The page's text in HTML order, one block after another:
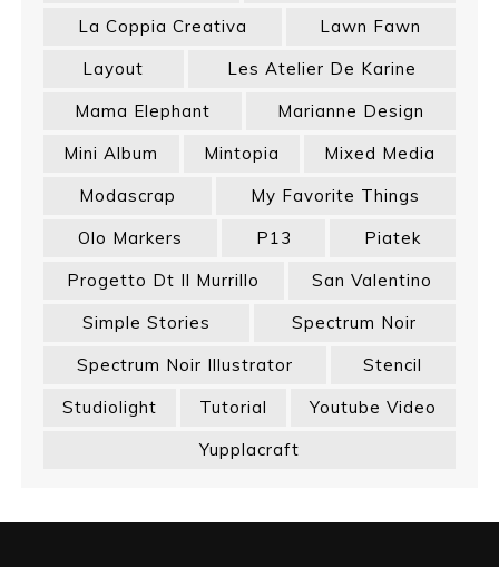
La Coppia Creativa
Lawn Fawn
Layout
Les Atelier De Karine
Mama Elephant
Marianne Design
Mini Album
Mintopia
Mixed Media
Modascrap
My Favorite Things
Olo Markers
P13
Piatek
Progetto Dt Il Murrillo
San Valentino
Simple Stories
Spectrum Noir
Spectrum Noir Illustrator
Stencil
Studiolight
Tutorial
Youtube Video
Yupplacraft